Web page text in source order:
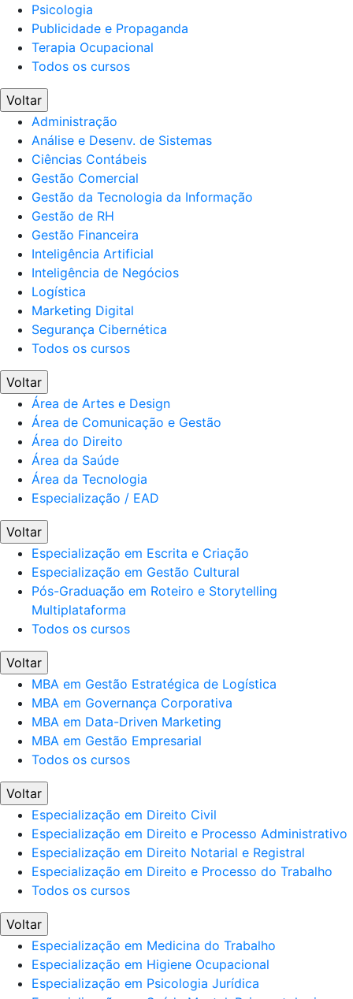
Psicologia
Publicidade e Propaganda
Terapia Ocupacional
Todos os cursos
Voltar
Administração
Análise e Desenv. de Sistemas
Ciências Contábeis
Gestão Comercial
Gestão da Tecnologia da Informação
Gestão de RH
Gestão Financeira
Inteligência Artificial
Inteligência de Negócios
Logística
Marketing Digital
Segurança Cibernética
Todos os cursos
Voltar
Área de Artes e Design
Área de Comunicação e Gestão
Área do Direito
Área da Saúde
Área da Tecnologia
Especialização / EAD
Voltar
Especialização em Escrita e Criação
Especialização em Gestão Cultural
Pós-Graduação em Roteiro e Storytelling
Multiplataforma
Todos os cursos
Voltar
MBA em Gestão Estratégica de Logística
MBA em Governança Corporativa
MBA em Data-Driven Marketing
MBA em Gestão Empresarial
Todos os cursos
Voltar
Especialização em Direito Civil
Especialização em Direito e Processo Administrativo
Especialização em Direito Notarial e Registral
Especialização em Direito e Processo do Trabalho
Todos os cursos
Voltar
Especialização em Medicina do Trabalho
Especialização em Higiene Ocupacional
Especialização em Psicologia Jurídica